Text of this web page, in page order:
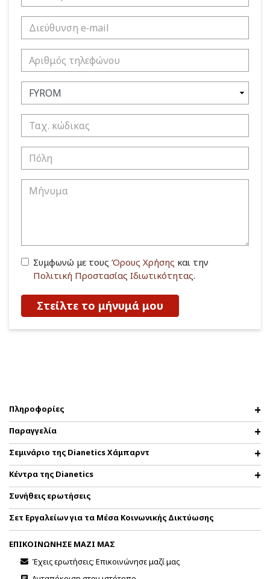
Συμφωνώ με τους Όρους Χρήσης και την
Πολιτική Προστασίας Ιδιωτικότητας.
Στείλτε το μήνυμά μου
Πληροφορίες
Παραγγελία
Σεμινάριο της Dianetics Χάμπαρντ
Κέντρα της Dianetics
Συνήθεις ερωτήσεις
Σετ Εργαλείων για τα Μέσα Κοινωνικής Δικτύωσης
ΕΠΙΚΟΙΝΩΝΗΣΕ ΜΑΖΙ ΜΑΣ
Έχεις ερωτήσεις; Επικοινώνησε μαζί μας